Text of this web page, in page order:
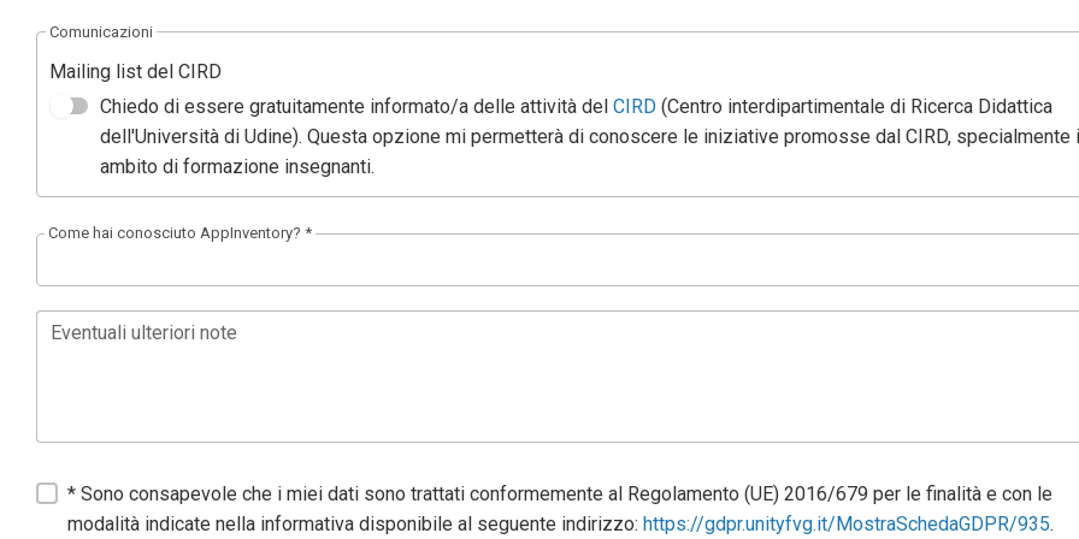
Comunicazioni
Mailing list del CIRD
Chiedo di essere gratuitamente informato/a delle attività delCIRD (Centro interdipartimentale di Ricerca Didattica
dell'Università di Udine). Questa opzione mi permetterà di conoscere le iniziative promosse dal CIRD, specialmente
ambito di formazione insegnanti.
Come hai conosciuto AppInventory? *
Eventuali ulteriori note
* Sono consapevole che i miei dati sono trattati conformemente al Regolamento (UE) 2016/679 per le finalità e con le
modalità indicate nella informativa disponibile al seguente indirizzo: https://gdpr.unityfvg.it/MostraSchedaGDPR/935.